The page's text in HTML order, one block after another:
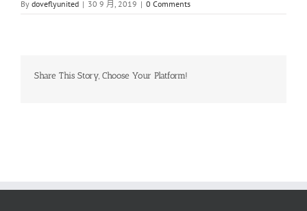
By doveflyunited | 30 9 月, 2019 | 0 Comments
Share This Story, Choose Your Platform!